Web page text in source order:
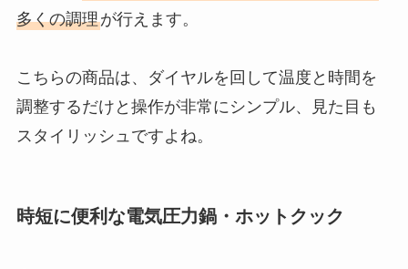
多くの調理が行えます。
こちらの商品は、ダイヤルを回して温度と時間を
調整するだけと操作が非常にシンプル、見た目も
スタイリッシュですよね。
時短に便利な電気圧力鍋・ホットクック